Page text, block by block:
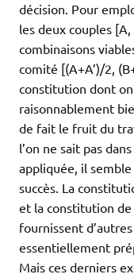
décision. Pour
les deux couples
combinaisons
comité [(A+A’)/2,
constitution dont
raisonnablement
de fait le fruit du
l’on ne sait pas
appliquée, il
succès. La
et la constitution de
fournissent
essentiellement
Mais ces derniers